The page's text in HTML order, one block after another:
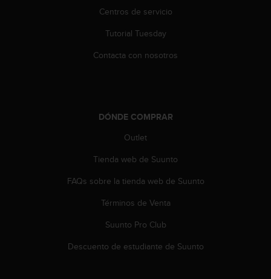
Centros de servicio
Tutorial Tuesday
Contacta con nosotros
DÓNDE COMPRAR
Outlet
Tienda web de Suunto
FAQs sobre la tienda web de Suunto
Términos de Venta
Suunto Pro Club
Descuento de estudiante de Suunto